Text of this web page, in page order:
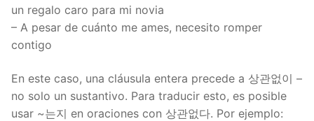
un regalo caro para mi novia
– A pesar de cuánto me ames, necesito romper
contigo
En este caso, una cláusula entera precede a 상관없이 –
no solo un sustantivo. Para traducir esto, es posible
usar ~는지 en oraciones con 상관없다. Por ejemplo: